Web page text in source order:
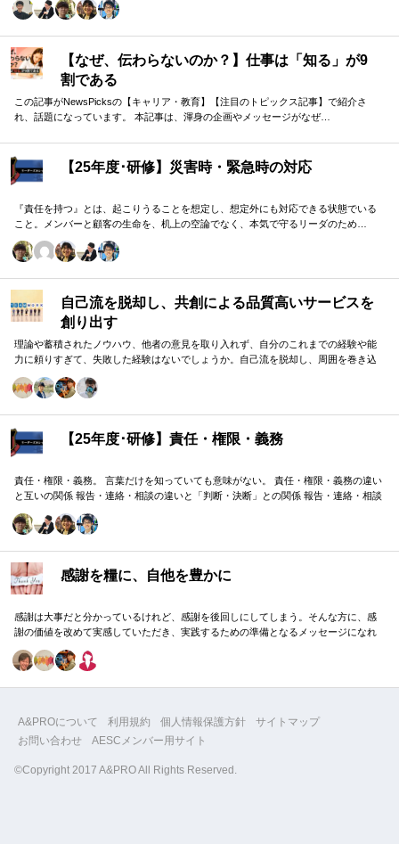
【なぜ、伝わらないのか？】仕事は「知る」が9
割である
この記事がNewsPicksの【キャリア・教育】【注目のトピックス記事】で紹介さ
れ、話題になっています。 本記事は、渾身の企画やメッセージがなぜ…
【25年度･研修】災害時・緊急時の対応
『責任を持つ』とは、起こりうることを想定し、想定外にも対応できる状態でいる
こと。メンバーと顧客の生命を、机上の空論でなく、本気で守るリーダのため…
自己流を脱却し、共創による品質高いサービスを
創り出す
理論や蓄積されたノウハウ、他者の意見を取り入れず、自分のこれまでの経験や能
力に頼りすぎて、失敗した経験はないでしょうか。自己流を脱却し、周囲を巻き込
【25年度･研修】責任・権限・義務
責任・権限・義務。 言葉だけを知っていても意味がない。 責任・権限・義務の違い
と互いの関係 報告・連絡・相談の違いと「判断・決断」との関係 報告・連絡・相談
分けることが重要。 理屈と機能を理解し、チームワークを大きく向上したいリーダ
感謝を糧に、自他を豊かに
感謝は大事だと分かっているけれど、感謝を後回しにしてしまう。そんな方に、感
謝の価値を改めて実感していただき、実践するための準備となるメッセージになれ
A&PROについて 利用規約 個人情報保護方針
サイトマップ
お問い合わせ
AESCメンバー用サイト
©Copyright 2017 A&PRO All Rights Reserved.